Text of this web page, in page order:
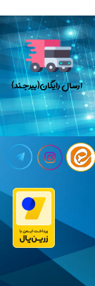
​ارسال رایگان(بیرجند)